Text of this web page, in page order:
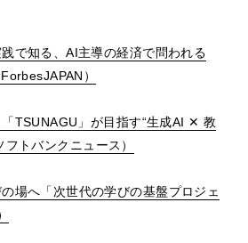
で知る、AI主導の経済で問われる
ForbesJAPAN ）
TSUNAGU 」が目指す“生成AI ✕ 教
トバンクニュース）
場へ「次世代の学びの基盤プロジェ